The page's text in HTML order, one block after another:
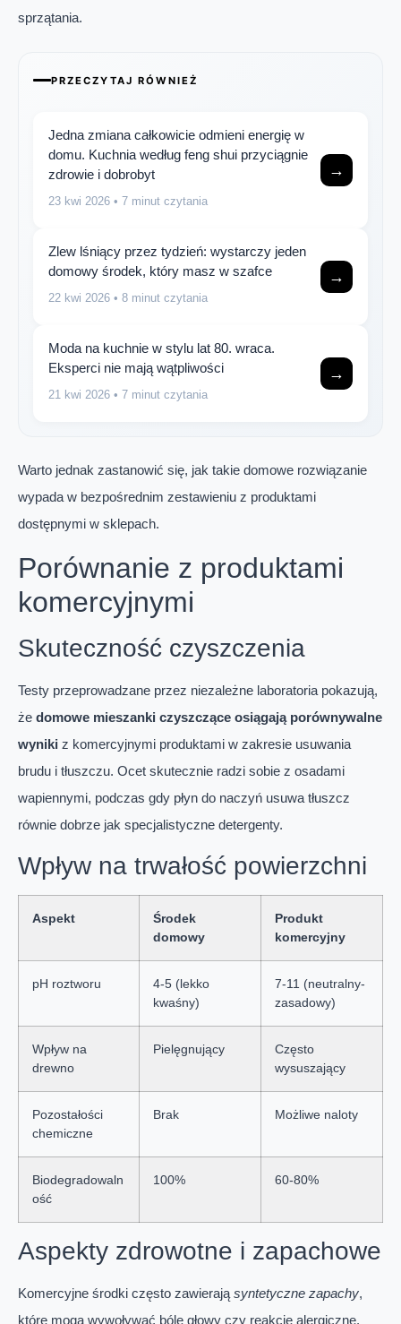
sprzątania.
PRZECZYTAJ RÓWNIEŻ
Jedna zmiana całkowicie odmieni energię w
domu. Kuchnia według feng shui przyciągnie
zdrowie i dobrobyt
23 kwi 2026 • 7 minut czytania
→
Zlew lśniący przez tydzień: wystarczy jeden
domowy środek, który masz w szafce
22 kwi 2026 • 8 minut czytania
→
Moda na kuchnie w stylu lat 80. wraca.
Eksperci nie mają wątpliwości
21 kwi 2026 • 7 minut czytania
→
Warto jednak zastanowić się, jak takie domowe rozwiązanie
wypada w bezpośrednim zestawieniu z produktami
dostępnymi w sklepach.
Porównanie z produktami
komercyjnymi
Skuteczność czyszczenia
Testy przeprowadzane przez niezależne laboratoria pokazują,
że domowe mieszanki czyszczące osiągają porównywalne
wyniki z komercyjnymi produktami w zakresie usuwania
brudu i tłuszczu. Ocet skutecznie radzi sobie z osadami
wapiennymi, podczas gdy płyn do naczyń usuwa tłuszcz
równie dobrze jak specjalistyczne detergenty.
Wpływ na trwałość powierzchni
Aspekt
Środek
domowy
Produkt
komercyjny
pH roztworu
4-5 (lekko
kwaśny)
7-11 (neutralny-
zasadowy)
Wpływ na
drewno
Pielęgnujący
Często
wysuszający
Pozostałości
chemiczne
Brak Możliwe naloty
Biodegradowaln
ość
100% 60-80%
Aspekty zdrowotne i zapachowe
Komercyjne środki często zawierają syntetyczne zapachy,
które mogą wywoływać bóle głowy czy reakcje alergiczne.